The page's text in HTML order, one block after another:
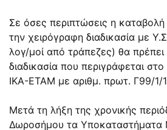
Σε όσες περιπτώσεις η
την χειρόγραφη διαδικασία με
λογ/μοί από τράπεζες) θα
διαδικασία που περιγράφεται
ΙΚΑ-ΕΤΑΜ με αριθμ. πρωτ. Γ99/1/
Μετά τη λήξη της χρονικής
Δωροσήμου τα